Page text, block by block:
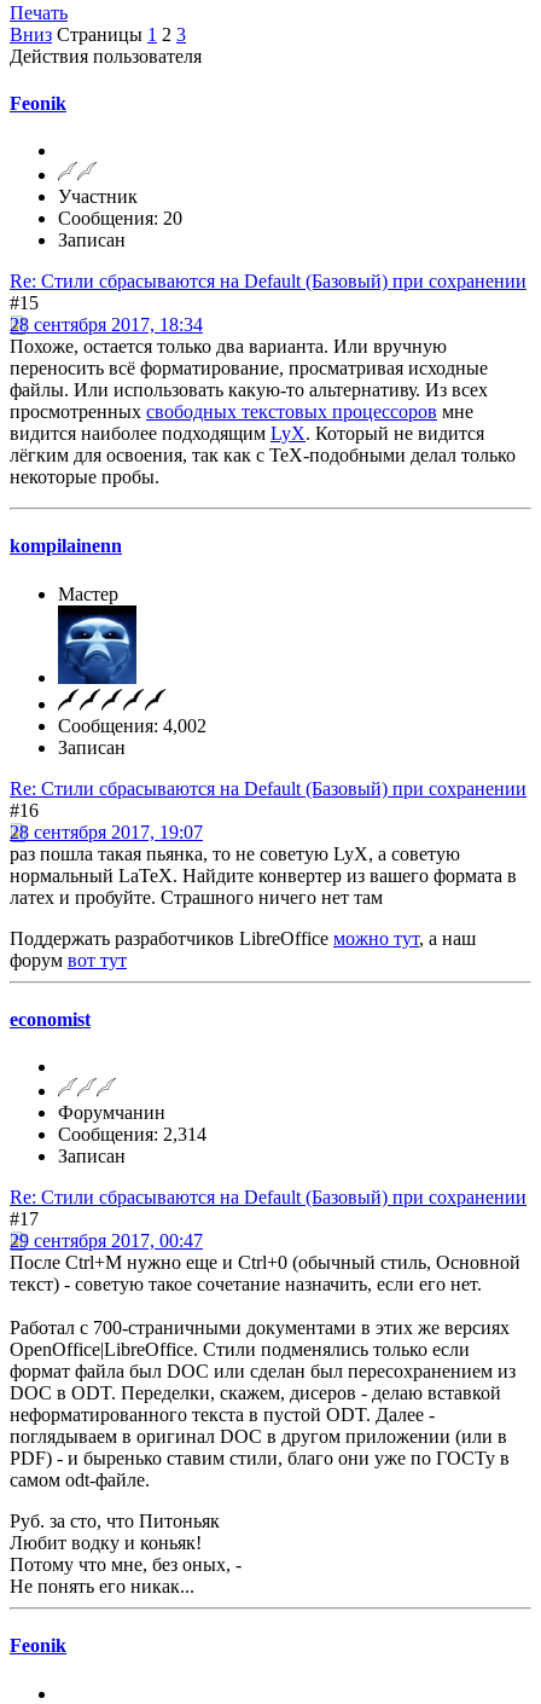
Печать
Вниз Страницы 1 2 3
Действия пользователя
Feonik
Участник
Сообщения: 20
Записан
Re: Стили сбрасываются на Default (Базовый) при сохранении
#15
28 сентября 2017, 18:34
Похоже, остается только два варианта. Или вручную
переносить всё форматирование, просматривая исходные
файлы. Или использовать какую-то альтернативу. Из всех
просмотренных свободных текстовых процессоров мне
видится наиболее подходящим LyX. Который не видится
лёгким для освоения, так как с TeX-подобными делал только
некоторые пробы.
kompilainenn
Мастер
Сообщения: 4,002
Записан
Re: Стили сбрасываются на Default (Базовый) при сохранении
#16
28 сентября 2017, 19:07
раз пошла такая пьянка, то не советую LyX, а советую
нормальный LaTeX. Найдите конвертер из вашего формата в
латех и пробуйте. Страшного ничего нет там
Поддержать разработчиков LibreOffice можно тут, а наш
форум вот тут
economist
Форумчанин
Сообщения: 2,314
Записан
Re: Стили сбрасываются на Default (Базовый) при сохранении
#17
29 сентября 2017, 00:47
После Ctrl+M нужно еще и Ctrl+0 (обычный стиль, Основной
текст) - советую такое сочетание назначить, если его нет.
Работал с 700-страничными документами в этих же версиях
OpenOffice|LibreOffice. Стили подменялись только если
формат файла был DOC или сделан был пересохранением из
DOC в ODT. Переделки, скажем, дисеров - делаю вставкой
неформатированного текста в пустой ODT. Далее -
поглядываем в оригинал DOC в другом приложении (или в
PDF) - и быренько ставим стили, благо они уже по ГОСТу в
самом odt-файле.
Руб. за сто, что Питоньяк
Любит водку и коньяк!
Потому что мне, без оных, -
Не понять его никак...
Feonik